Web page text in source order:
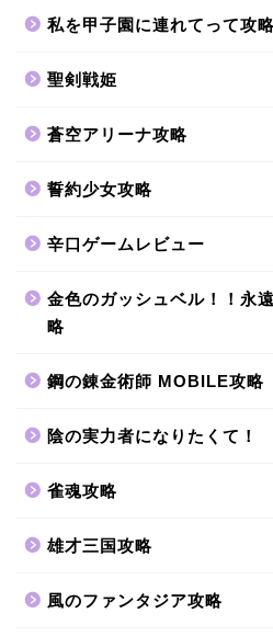
私を甲子園に連れてって攻略
聖剣戦姫
蒼空アリーナ攻略
誓約少女攻略
辛口ゲームレビュー
金色のガッシュベル！！永
略
鋼の錬金術師 MOBILE攻略
陰の実力者になりたくて！
雀魂攻略
雄才三国攻略
風のファンタジア攻略